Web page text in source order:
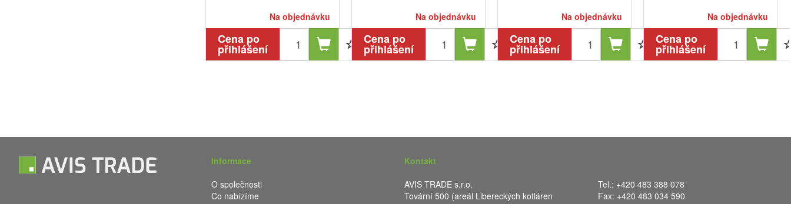
Na objednávku
Cena po
přihlášení
Na objednávku
Cena po
přihlášení
Na objednávku
Cena po
přihlášení
Na objednávku
Cena po
přihlášení
Informace
O společnosti
Co nabízíme
Kontakt
AVIS TRADE s.r.o.
Tovární 500 (areál Libereckých kotláren
Tel.: +420 483 388 078
Fax: +420 483 034 590